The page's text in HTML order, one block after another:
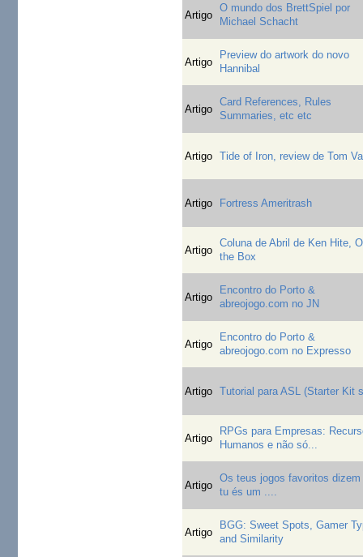
Artigo
O mundo dos BrettSpiel por
Michael Schacht
Artigo
Preview do artwork do novo
Hannibal
Artigo
Card References, Rules
Summaries, etc etc
Artigo Tide of Iron, review de Tom
Artigo Fortress Ameritrash
Artigo
Coluna de Abril de Ken Hite,
the Box
Artigo
Encontro do Porto &
abreojogo.com no JN
Artigo
Encontro do Porto &
abreojogo.com no Expresso
Artigo Tutorial para ASL (Starter Kit
Artigo
RPGs para Empresas:
Humanos e não só...
Artigo
Os teus jogos favoritos dizem
tu és um ....
Artigo
BGG: Sweet Spots, Gamer
and Similarity